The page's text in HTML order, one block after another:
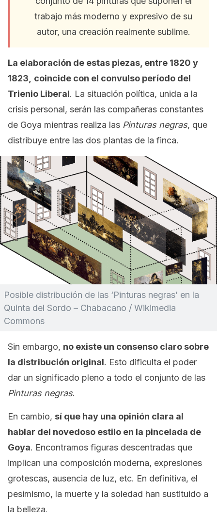
trabajo más moderno y expresivo de su
autor, una creación realmente sublime.
La elaboración de estas piezas, entre 1820 y
1823,
coincide con el convulso período del
Trienio Liberal. La situación política, unida a la
crisis personal, serán las compañeras constantes
de Goya mientras realiza las Pinturas negras, que
distribuye entre las dos plantas de la finca.
Posible distribución de las ‘Pinturas negras’ en la
Quinta del Sordo – Chabacano / Wikimedia
Commons
Sin embargo, no existe un consenso claro sobre
la distribución original. Esto dificulta el poder
dar un significado pleno a todo el conjunto de las
Pinturas negras.
En cambio, sí que hay una opinión clara al
hablar del novedoso estilo en la pincelada de
Goya. Encontramos figuras descentradas que
implican una composición moderna, expresiones
grotescas, ausencia de luz, etc. En definitiva, el
pesimismo, la muerte y la soledad han sustituido a
la belleza.